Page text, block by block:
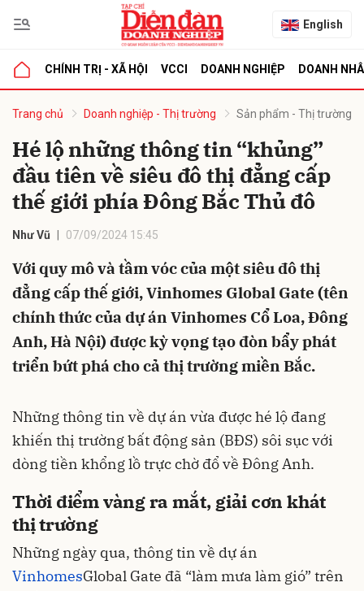
English
CHÍNH TRỊ - XÃ HỘI VCCI DOANH NGHIỆP DOANH
Trang chủ Doanh nghiệp - Thị trường Sản phẩm - Thị trường
Hé lộ những thông tin “khủng”
đầu tiên về siêu đô thị đẳng cấp
thế giới phía Đông Bắc Thủ đô
Như Vũ 07/09/2024 15:45
Với quy mô và tầm vóc của một siêu đô thị
đẳng cấp thế giới, Vinhomes Global Gate (tên
chính thức của dự án Vinhomes Cổ Loa, Đông
Anh, Hà Nội) được kỳ vọng tạo đòn bẩy phát
triển bứt phá cho cả thị trường miền Bắc.
Những thông tin về dự án vừa được hé lộ đang
khiến thị trường bất động sản (BĐS) sôi sục với
dòng tiền khổng lồ trực chờ đổ về Đông Anh.
Thời điểm vàng ra mắt, giải cơn khát
thị trường
Những ngày qua, thông tin về dự án
VinhomesGlobal Gate đã “làm mưa làm gió” trên
luận
Hủy